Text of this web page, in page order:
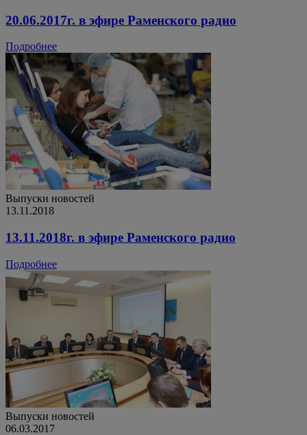
20.06.2017г. в эфире Раменского радио
Подробнее
Выпуски новостей
13.11.2018
13.11.2018г. в эфире Раменского радио
Подробнее
Выпуски новостей
06.03.2017